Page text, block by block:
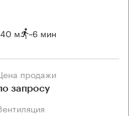
м ~6 мин
Цена продажи
запросу
Вентиляция